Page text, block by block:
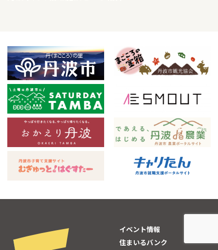
イベント情報
住まいるバンク